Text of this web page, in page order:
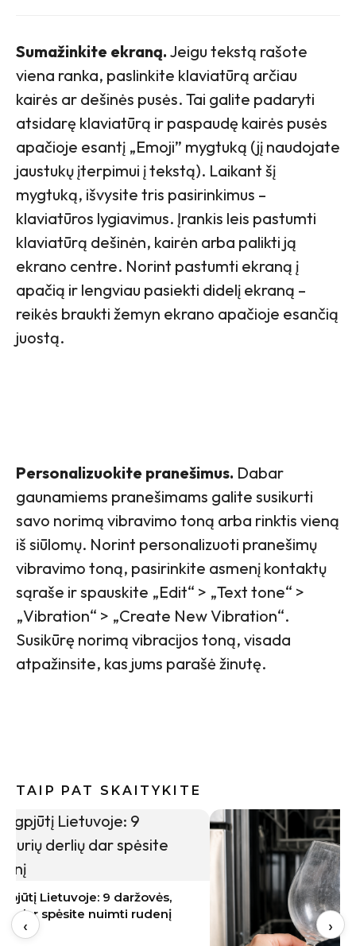
Sumažinkite ekraną. Jeigu tekstą rašote
viena ranka, paslinkite klaviatūrą arčiau
kairės ar dešinės pusės. Tai galite padaryti
atsidarę klaviatūrą ir paspaudę kairės pusės
apačioje esantį „Emoji” mygtuką (jį naudojate
jaustukų įterpimui į tekstą). Laikant šį
mygtuką, išvysite tris pasirinkimus –
klaviatūros lygiavimus. Įrankis leis pastumti
klaviatūrą dešinėn, kairėn arba palikti ją
ekrano centre. Norint pastumti ekraną į
apačią ir lengviau pasiekti didelį ekraną –
reikės braukti žemyn ekrano apačioje esančią
juostą.
Personalizuokite pranešimus. Dabar
gaunamiems pranešimams galite susikurti
savo norimą vibravimo toną arba rinktis vieną
iš siūlomų. Norint personalizuoti pranešimų
vibravimo toną, pasirinkite asmenį kontaktų
sąraše ir spauskite „Edit“ > „Text tone“ >
„Vibration“ > „Create New Vibration“.
Susikūrę norimą vibracijos toną, visada
atpažinsite, kas jums parašė žinutę.
TAIP PAT SKAITYKITE
Brangi
filtrus
‹ ›